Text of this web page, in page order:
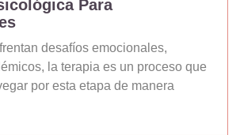
Para
desafíos emocionales,
la terapia es un proceso que
por esta etapa de manera